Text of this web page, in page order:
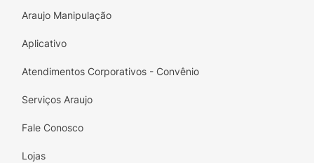
Araujo Manipulação
Aplicativo
Atendimentos Corporativos - Convênio
Serviços Araujo
Fale Conosco
Lojas